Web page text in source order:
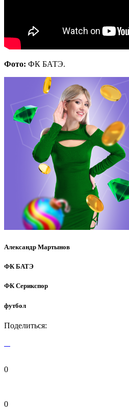
Фото: ФК БАТЭ.
Александр Мартынов
ФК БАТЭ
ФК Серикспор
футбол
Поделиться:
0
0